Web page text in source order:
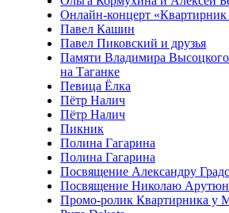
Онлайн-концерт «Квартирник
Павел Кашин
Павел Пиковский и друзья
Памяти Владимира
на Таганке
Певица Ёлка
Пётр Налич
Пётр Налич
Пикник
Полина Гагарина
Полина Гагарина
Посвящение Александру
Посвящение Николаю
Промо-ролик Квартирника у